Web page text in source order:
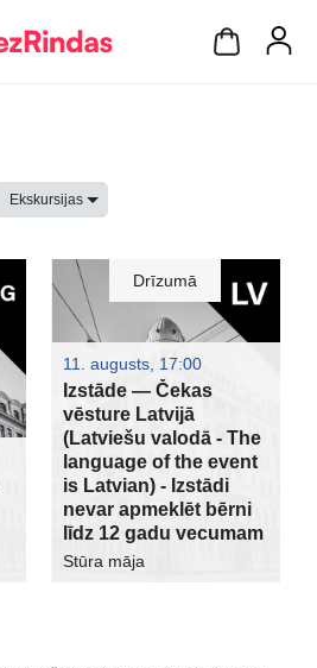
Drīzumā
11. augusts, 17:00
Izstāde — Čekas
vēsture Latvijā
(Latviešu valodā - The
language of the event
is Latvian) - Izstādi
nevar apmeklēt bērni
līdz 12 gadu vecumam
Stūra māja